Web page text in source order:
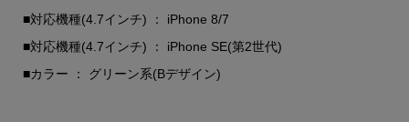
■対応機種(4.7インチ) ： iPhone 8/7
■対応機種(4.7インチ) ： iPhone SE(第2世代)
■カラー ： グリーン系(Bデザイン)